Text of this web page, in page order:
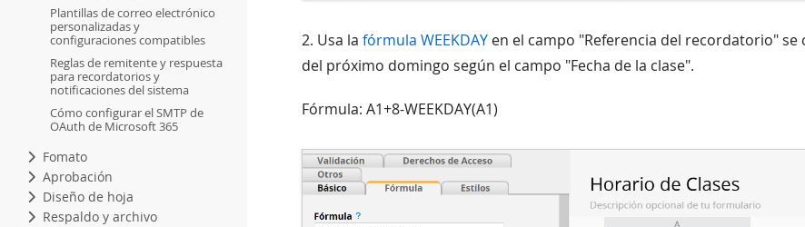
Plantillas de correo electrónico
personalizadas y
configuraciones compatibles
Reglas de remitente y respuesta
para recordatorios y
notificaciones del sistema
Cómo configurar el SMTP de
OAuth de Microsoft 365
Fomato
Aprobación
Diseño de hoja
Respaldo y archivo
2. Usa la fórmula WEEKDAY en el campo "Referencia del recordatorio" se
del próximo domingo según el campo "Fecha de la clase".
Fórmula: A1+8-WEEKDAY(A1)